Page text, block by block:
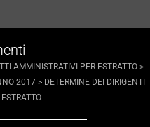
AMMINISTRATIVI PER ESTRATTO >
2017 > DETERMINE DEI DIRIGENTI